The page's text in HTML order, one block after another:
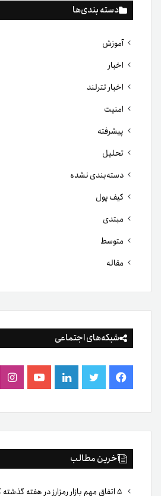
دسته بندی‌ها
آموزش
اخبار
اخبار تترلند
امنیت
پیشرفته
تحلیل
دسته‌بندی نشده
کیف پول
مبتدی
متوسط
مقاله
شبکه‌های اجتماعی
فیس
بوک
توییتر لینکدینیوتیوب
آخرین مطالب